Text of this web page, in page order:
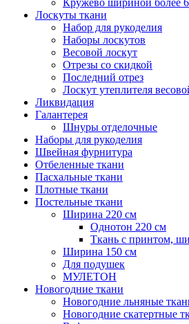
Кружево шириной более
Лоскуты ткани
Набор для рукоделия
Наборы лоскутов
Весовой лоскут
Отрезы со скидкой
Последний отрез
Лоскут утеплителя
Ликвидация
Галантерея
Шнуры отделочные
Наборы для рукоделия
Швейная фурнитура
Отбеленные ткани
Пасхальные ткани
Плотные ткани
Постельные ткани
Ширина 220 см
Однотон 220 см
Ткань с принтом,
Ширина 150 см
Для подушек
МУЛЕТОН
Новогодние ткани
Новогодние льняные
Новогодние скатертные